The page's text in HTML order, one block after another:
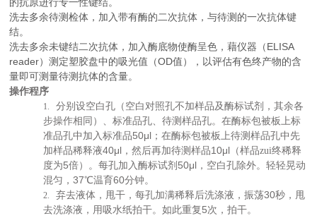
洗去多余待测检体，加入带有酶的二次抗体，与待测的一次抗体键
结。
洗去多余未键结二次抗体，加入酶底物使酶呈色，藉仪器（ELISA
reader）测定塑胶盘中的吸光值（OD值），以评估有色终产物的含
量即可测量待测抗体的含量。
操作程序
1.分别设空白孔（空白对照孔不加样品及酶标试剂，其余各
步操作相同）、标准品孔、待测样品孔。在酶标包被板上标
准品孔中加入标准品50μl ；在酶标包被板上待测样品孔中先
加样品稀释液40μl ，然后再加待测样品10μl （样品zui终稀释
度为5倍）。每孔加入酶标试剂 50μl ，空白孔除外。轻轻晃动
混匀，37℃温育60分钟。
2.弃去液体，甩干，每孔加满稀释后洗涤液，振荡30秒，甩
去洗涤液，用吸水纸拍干。如此重复 5次，拍干。